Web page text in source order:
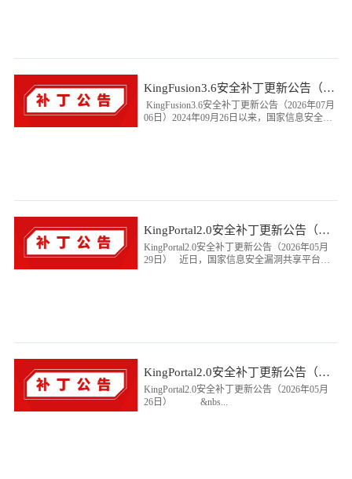
KingFusion3.6安全补丁更新公告（2026年07月06日）
KingFusion3.6安全补丁更新公告（2026年07月
06日）2024年09月26日以来，国家信息安全漏
KingPortal2.0安全补丁更新公告（2026年05月29日）
KingPortal2.0安全补丁更新公告（2026年05月
29日） 近日，国家信息安全漏洞共享平台
KingPortal2.0安全补丁更新公告（2026年05月26日）
KingPortal2.0安全补丁更新公告（2026年05月
26日） &nbs...